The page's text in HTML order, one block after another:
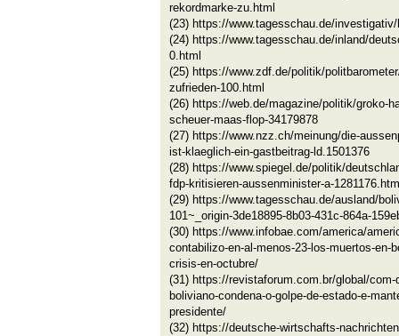
rekordmarke-zu.html
(23) https://www.tagesschau.de/
(24) https://www.tagesschau.de/inland/
0.html
(25) https://www.zdf.de/politik/
zufrieden-100.html
(26) https://web.de/magazine/politik/groko-
scheuer-maas-flop-34179878
(27) https://www.nzz.ch/meinung/die-
ist-klaeglich-ein-gastbeitrag-ld.1501376
(28) https://www.spiegel.de/politik/
fdp-kritisieren-aussenminister-a-
(29) https://www.tagesschau.de/ausland/
101~_origin-3de18895-8b03-431c-864a-
(30) https://www.infobae.com/america/
contabilizo-en-al-menos-23-los-muertos-en-
crisis-en-octubre/
(31) https://revistaforum.com.br/global/
boliviano-condena-o-golpe-de-estado-e-
presidente/
(32) https://deutsche-wirtschafts-